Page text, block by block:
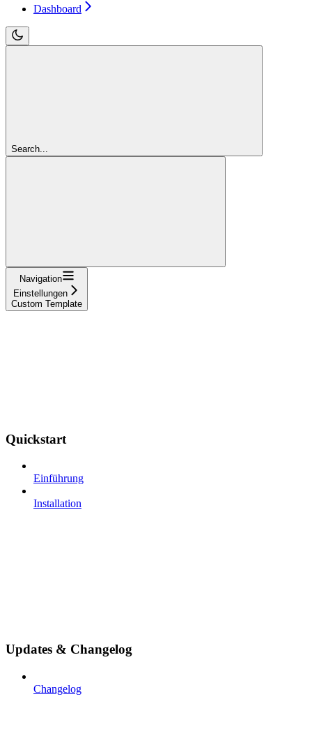
Dashboard
Search...
Navigation
Einstellungen
Custom Template
Quickstart
Einführung
Installation
Updates & Changelog
Changelog